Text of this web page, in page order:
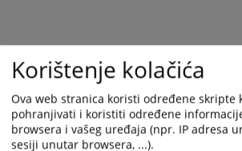
Korištenje kolačića
Ova web stranica koristi određene skripte
pohranjivati i koristiti određene
browsera i vašeg uređaja (npr. IP adresa
sesiji unutar browsera, ...).